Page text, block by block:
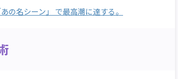
の名シーン」 で最高潮に達する。